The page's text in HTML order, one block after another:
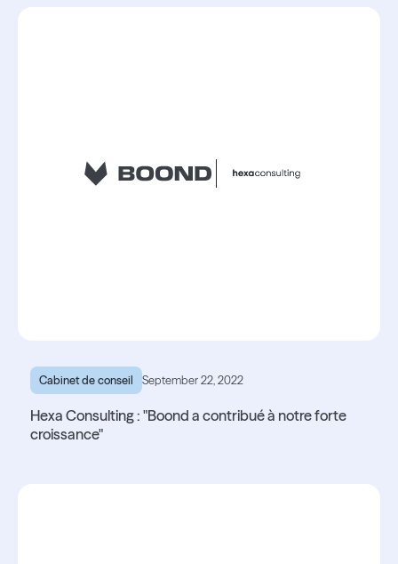
Cabinet de conseil September 22, 2022
Hexa Consulting : "Boond a contribué à notre forte
croissance"